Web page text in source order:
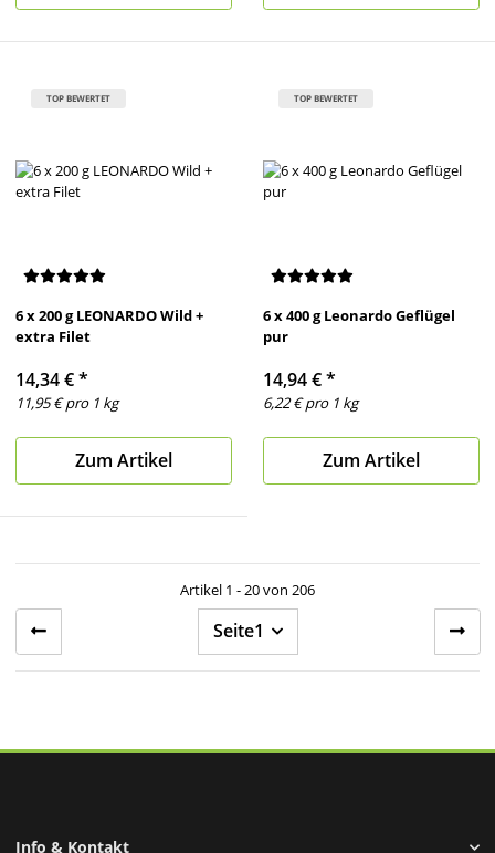
TOP BEWERTET
6 x 200 g LEONARDO Wild +
extra Filet
14,34 €*
11,95 € pro 1 kg
Zum Artikel
TOP BEWERTET
6 x 400 g Leonardo Geflügel
pur
14,94 €*
6,22 € pro 1 kg
Zum Artikel
Artikel 1 - 20 von 206
Seite1
Info & Kontakt